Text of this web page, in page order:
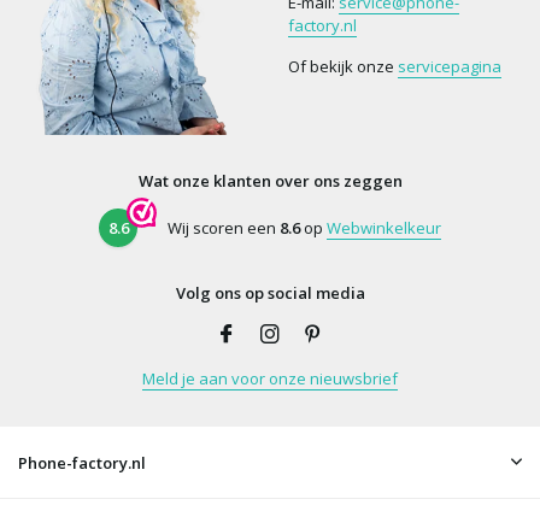
factory.nl
Of bekijk onze servicepagina
Wat onze klanten over ons zeggen
8.6 Wij scoren een 8.6op Webwinkelkeur
Volg ons op social media
Meld je aan voor onze nieuwsbrief
Phone-factory.nl